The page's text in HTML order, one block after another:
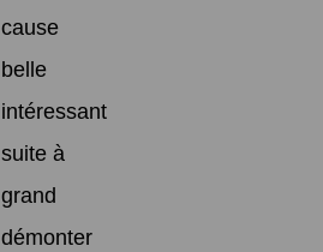
cause
belle
intéressant
suite à
grand
démonter